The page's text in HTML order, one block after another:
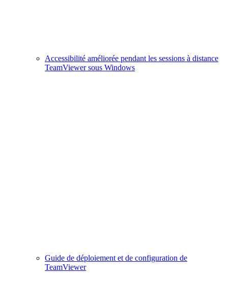
Accessibilité améliorée pendant les sessions à distance
TeamViewer sous Windows
Guide de déploiement et de configuration de
TeamViewer